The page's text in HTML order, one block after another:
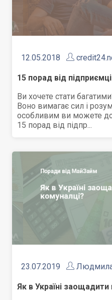
12.05.2018
15 порад від
Ви хочете стати
Воно вимагає сил і
особливим ви можете
15 порад від підпр...
23.07.2019
Як в Україні заощадити